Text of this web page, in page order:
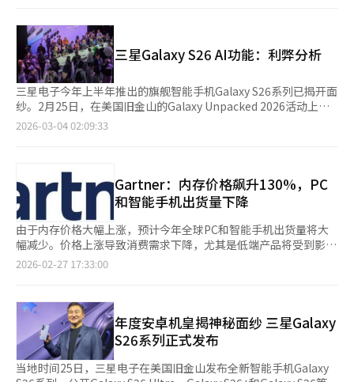
泛的产品线进行对抗。专家认为，三星电子选择以性能稳定性为优
先的1b工艺，是为了确保初期良率和客户供应的战略选择。未来
LPDDR6市场预计将从智能手机扩展到自动驾驶汽车（SDV）、智
能家电等领域。业内预计，如果HBM主导服务器AI市场，那么
LPDDR6将推动个人AI设备市场的增长，成为内存半导体企业的新
收入来源。SK海力士计划通过此次认证完成，确保下半年对全球
移动客户的供应不受影响。专家认为，随着两家公司在微细工艺竞
争中的激烈程度加剧，最终将加快下一代AI设备的商业化速度。
智能（AI）系统翻译与编辑。
认为在AI时代一切都可实现连接能力并试图展示自身能力，方向把
握十分准确，令人印象深刻。” 此次会面被视为双方深化AI与智能
硬件生态合作的重要信号。业内认为，本次会晤将不仅局限于终端
产品销售渠道合作，而是将整合SKT的AI基础设施与小米庞大的硬
件生态系统，构建涵盖智能手机、电动汽车、智能家居等跨终端、
跨平台的AI战略协作体系。 近年来，小米加速打造以统一操作系统
为核心的“人车家全生态”，智能手机、电动汽车、智能家居设备
等产品逐步实现底层系统整合，形成高度联动的智能场景。这与
端设备之间联动，包括语音交互、个性化推荐、跨设备数据协同等
应用场景。此外，围绕未来6G时代的核心技术，如上行链路增强
与感知融合通信技术，双方或在车联网与智能出行领域展开更深入
合作。 在本届MWC大会上，郑载宪在小米国际业务部总裁曾学忠
的陪同下，重点体验了Xiaomi Vision Gran Turismo纯电动智能
概念超跑，亲自试驾了小米高性能电动车SU7 Ultra，体验智能手
机与车辆实时联动功能，包括远程控制、智能导航协同以及车内AI
小米智能汽车生态结合，未来在车联网数据服务、云端计算支持及
自动驾驶辅助方面或将形成差异化优势。 除电动车外，郑载宪还
参观了小米AIoT展区，了解智能家居平台“Miloco”的整体架
构，以及最新旗舰手机小米17 Ultra的影像与AI处理能力。 分析
称，郑载宪此次访华将成为SK电讯推进战略转型的重要一步。面
对传统通信业务增长放缓，集团正加速向AI平台、云计算、数据中
三星Galaxy S26 AI功能：利弊分析
三星电子今年上半年推出的旗舰智能手机Galaxy S26系列已揭开面
纱。2月25日，在美国旧金山的Galaxy Unpacked 2026活动上首
次亮相，全球用户得以一睹其风采。 与以往强调硬件创新不同，
选择还是过剩？最引人注目的变化是AI助手的扩展。除了原有
的“Gemini”和“Bixby”，新加入了“Perplexity”。用户可以
通过语音指令获取精准的天气和新闻信息。 三星还推出了多项新
功能，如根据用户需求提供信息的“Now Nudge”和AI代接电话
并总结信息的“Call Screening”。“Photo Assist”功能也得到
了改进，允许用户根据需求编辑和分享照片。三星表示，这些AI功
能旨在根据用户的偏好和使用模式提供最大化的选择权。然而，这
同时存在Gemini、Bixby和Perplexity三种AI助手，可能会让用户
感到困惑。每个AI的专长和设置方式不同，对不熟悉设备操作的用
户来说，可能会增加学习负担。 更大的问题是成本。为了维持和
管理这些高级AI功能，需要大量的云服务器运营和许可费用。特别
是像Perplexity这样的外部AI模型，其成本可能会反映在设备价格
或未来的服务费用中。 Galaxy S26系列的售价比前作平均上涨了
2026-03-04 02:09:33
Gartner：内存价格飙升130%，PC
和智能手机出货量下降
由于内存价格大幅上涨，预计今年全球PC和智能手机出货量将大
幅减少。价格上涨导致消费需求下降，尤其是低端产品将受到影
响。高德纳在27日的报告中预测，2026年全球PC出货量将比去年
智能手机将上涨13%。需求可能集中在利润较高的高端产品上。兰
吉特·阿特瓦尔，高德纳高级分析师表示：“今年PC和智能手机
的出货量将达到过去十多年来的最低水平。价格上涨将限制消费者
的选择范围，并延长设备的使用周期，改变升级周期。”由于成本
增加，企业PC的平均使用寿命预计将延长15%，个人PC将延长
2026-02-27 17:33:00
年度安卓机皇揭神秘面纱 三星Galaxy
S26系列正式发布
当地时间25日，三星电子在美国旧金山发布全新智能手机Galaxy